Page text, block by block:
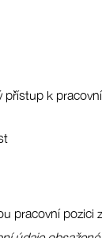
přístup k
pracovní pozici